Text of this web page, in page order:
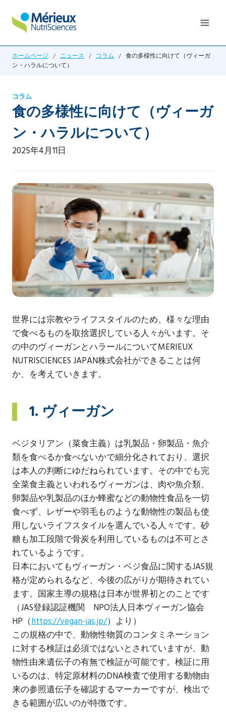
ス
ホームページ / ニュース / コラム / 食の多様性に向けて（ヴィーガ
ン・ハラルについて）
コラム
食の多様性に向けて（ヴィーガ
ン・ハラルについて）
2025年4月11日
世界には宗教やライフスタイルのため、様々な理由
で食べるものを取捨選択している人々がいます。そ
の中のヴィーガンとハラールについてMERIEUX
NUTRISCIENCES JAPAN株式会社ができることは何
か、を考えていきます。
1. ヴィーガン
ベジタリアン（菜食主義）は乳製品・卵製品・魚介
類を食べるか食べないかで細分化されており、選択
は本人の判断にゆだねられています。その中でも完
全菜食主義といわれるヴィーガンは、肉や魚介類、
卵製品や乳製品のほか蜂蜜などの動物性食品を一切
食べず、レザーや羽毛ものような動物性の製品も使
用しないライフスタイルを選んでいる人々です。砂
糖も加工段階で骨炭を利用しているものは不可とさ
れているようです。
日本においてもヴィーガン・ベジ食品に関するJAS規
格が定められるなど、今後の広がりが期待されてい
ます。国家主導の規格は日本が世界初とのことです
（JAS登録認証機関 NPO法人日本ヴィーガン協会
HP（https://vegan-jas.jp/）より）
この規格の中で、動物性物質のコンタミネーション
に対する検証は必須ではないとされていますが、動
物性由来遺伝子の有無で検証が可能です。検証に用
いるのは、特定原材料のDNA検査で使用する動物由
来の参照遺伝子を確認するマーカーですが、検出で
きる範囲が広いのが特徴です。